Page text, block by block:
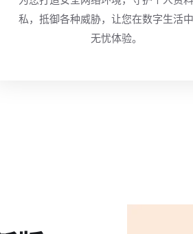
私，抵御各种威胁，让您在数字生活
无忧体验。